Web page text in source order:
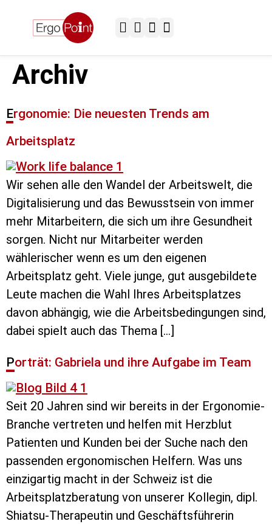
Archiv
Ergonomie: Die neuesten Trends am
Arbeitsplatz
Wir sehen alle den Wandel der Arbeitswelt, die
Digitalisierung und das Bewusstsein von immer
mehr Mitarbeitern, die sich um ihre Gesundheit
sorgen. Nicht nur Mitarbeiter werden
wählerischer wenn es um den eigenen
Arbeitsplatz geht. Viele junge, gut ausgebildete
Leute machen die Wahl Ihres Arbeitsplatzes
davon abhängig, wie die Arbeitsbedingungen sind,
dabei spielt auch das Thema […]
Porträt: Gabriela und ihre Aufgabe im Team
Seit 20 Jahren sind wir bereits in der Ergonomie-
Branche vertreten und helfen mit Herzblut
Patienten und Kunden bei der Suche nach den
passenden ergonomischen Helfern. Was uns
einzigartig macht in der Schweiz ist die
Arbeitsplatzberatung von unserer Kollegin, dipl.
Shiatsu-Therapeutin und Geschäftsführerin